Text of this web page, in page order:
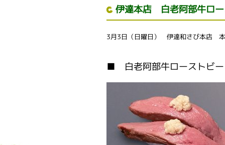
伊達本店 白老阿部牛ロ
3月3日（日曜日） 伊達和さび本店
■ 白老阿部牛ロースト